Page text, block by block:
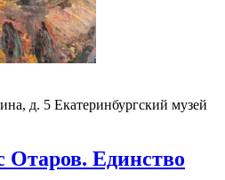
д. 5 Екатеринбургский музей
Отаров. Единство